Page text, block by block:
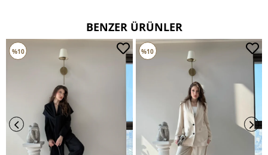
BENZER ÜRÜNLER
%10 %10